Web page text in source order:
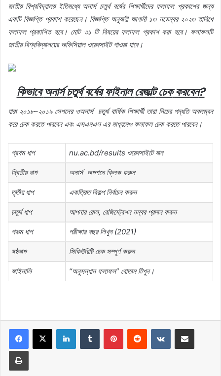
জাতীয় বিশ্ববিদ্যালয় ইতিমধ্যে অনার্স চতুর্থ বর্ষের শিক্ষার্থীদের ফলাফল প্রকাশের জন্য
একটি বিজ্ঞপ্তি প্রকাশ করেছেন। বিজ্ঞপ্তি অনুযায়ী আগামী ১৩ নভেম্বর ২০২৩ তারিখে
ফলাফল প্রকাশিত হবে। মোট ৩১ টি বিষয়ের ফলাফল প্রকাশ করা হবে। ফলাফলটি
জাতীয় বিশ্ববিদ্যালয়ের অফিসিয়াল ওয়েবসাইট পাওয়া যাবে।
কিভাবেঅনার্সচতুর্থবর্ষেরফাইনাল রেজাল্টচেককরবেন?
যারা ২০১৮–২০১৯ সেশনের ওঅনার্স চতুর্থ বার্ষিক শিক্ষার্থী তারা নিচের পদ্ধতি অবলম্বন
করে চেক করতে পারবেন এবং এসএমএস এর মাধ্যমেও ফলাফল চেক করতে পারবেন।
প্রথম ধাপ nu.ac.bd/results ওয়েবসাইটে যান
দ্বিতীয় ধাপ অনার্স অপশনে ক্লিক করুন
তৃতীয় ধাপ একত্রিত বিকল্প নির্বাচন করুন
চতুর্থ ধাপ আপনার রোল, রেজিস্ট্রেশন নম্বর প্রদান করুন
পঞ্চম ধাপ পরীক্ষার বছর লিখুন(2021)
ষষ্ঠধাপ সিকিউরিটি চেক সম্পূর্ণ করুন
ফাইনালি “অনুসন্ধান ফলাফল” বোতাম টিপুন।
LinkedInTumblr PinterestReddit VKontakteShare via Email
Print